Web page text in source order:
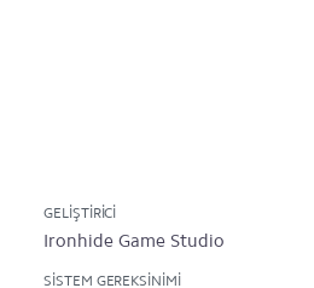
GELIŞTIRICI
Ironhide Game Studio
SISTEM GEREKSINIMI